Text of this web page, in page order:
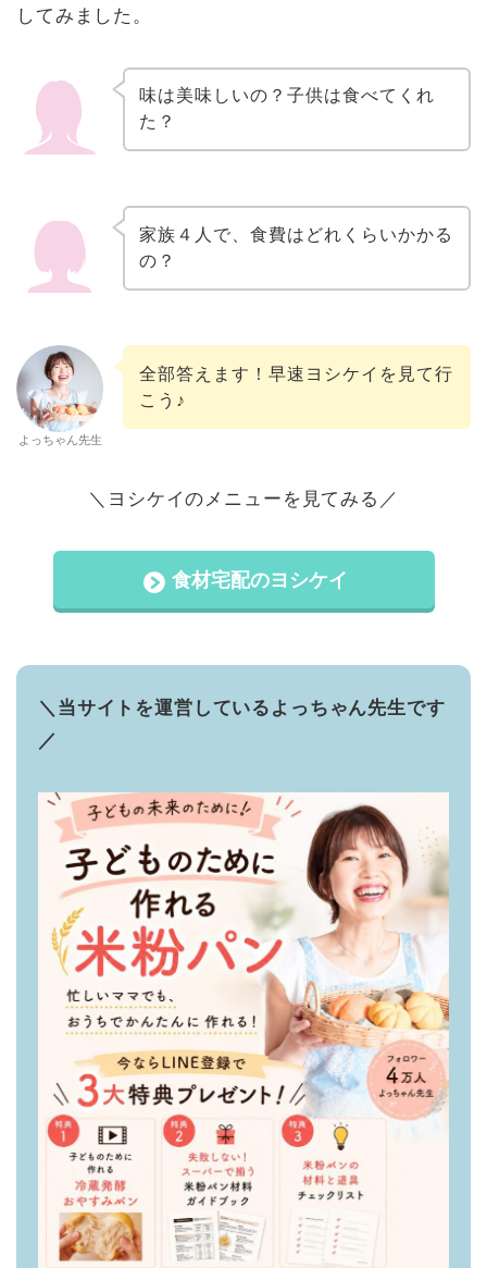
してみました。
味は美味しいの？子供は食べてくれ
た？
家族４人で、食費はどれくらいかかる
の？
よっちゃん先生
全部答えます！早速ヨシケイを見て行
こう♪
＼ヨシケイのメニューを見てみる／
食材宅配のヨシケイ
＼当サイトを運営しているよっちゃん先生です
／